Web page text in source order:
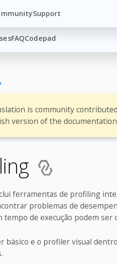
Support
FAQCodepad
is community
version of the
ferramentas de profiling
problemas de
de execução podem ser
básico e o profiler visual